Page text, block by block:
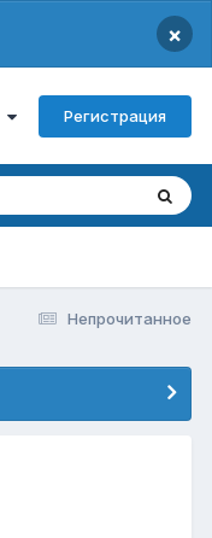
×
Регистрация
Непрочитанное